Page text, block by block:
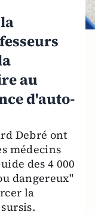
au
d'auto-
Debré ont
médecins
des 4 000
dangereux"
la